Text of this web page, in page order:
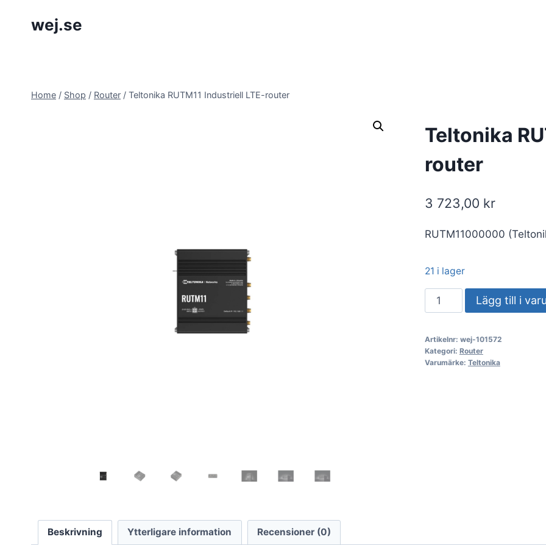
wej.se
Home / Shop / Router / Teltonika RUTM11 Industriell LTE-router
Teltonika
router
3 723,00 kr
RUTM11000000
21 i lager
Teltonika
RUTM11
LTE-
router
Lägg till i
Artikelnr: wej-101572
Kategori: Router
Varumärke: Teltonika
Beskrivning Ytterligare information Recensioner (0)